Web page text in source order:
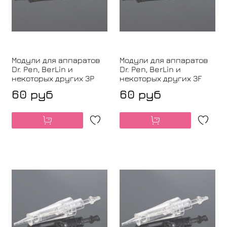
Модули для аппаратов
Dr. Pen, BerLin и
некоторых других 3P
60 руб
Модули для аппаратов
Dr. Pen, BerLin и
некоторых других 3F
60 руб